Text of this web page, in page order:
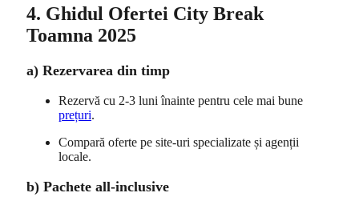
4. Ghidul Ofertei City Break
Toamna 2025
a) Rezervarea din timp
Rezervă cu 2-3 luni înainte pentru cele mai bune
prețuri.
Compară oferte pe site-uri specializate și agenții
locale.
b) Pachete all-inclusive